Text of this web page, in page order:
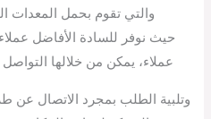
والتي تقوم بحمل المعدات
حيث نوفر للسادة الأفاضل
عملاء، يمكن من خلالها
وتلبية الطلب بمجرد الاتصال